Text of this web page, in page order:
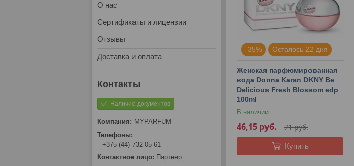
-35% Осталось 22 дня
Женская парфюмированная
вода Donna Karan DKNY Be
Delicious Fresh Blossom edp
100ml
В наличии
71руб.
46,15 руб.
Купить
О нас
Сертификаты и лицензии
Отзывы
Доставка и оплата
Наличие документов
MYPARFUM
+375 (44) 732-05-61
Партнер